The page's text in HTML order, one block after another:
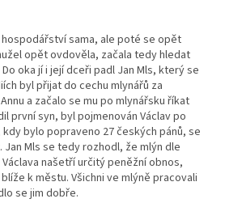
sama, ale poté se opět
opět ovdověla, začala tedy hledat
oka jí i její dceři padl Jan Mls, který se
byl přijat do cechu mlynářů za
a začalo se mu po mlynářsku říkat
první syn, byl pojmenován Václav po
bylo popraveno 27 českých pánů, se
Jan Mls se tedy rozhodl, že mlýn dle
našetří určitý peněžní obnos,
k městu. Všichni ve mlýně pracovali
se jim dobře.